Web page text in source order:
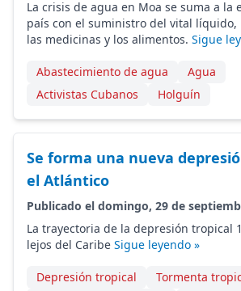
La crisis de agua en Moa se suma a la
país con el suministro del vital líquido,
las medicinas y los alimentos. Sigue
Abastecimiento de agua
Agua
Activistas Cubanos
Holguín
Se forma una nueva
el Atlántico
Publicado el domingo, 29 de
La trayectoria de la depresión tropical
lejos del Caribe Sigue leyendo »
Depresión tropical
Tormenta